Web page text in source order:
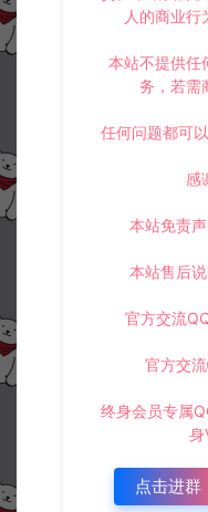
人的商业行
本站不提供任
务，若需
任何问题都可
感
本站免责声
本站售后说
官方交流
官方交
终身会员专属
身
点击进群